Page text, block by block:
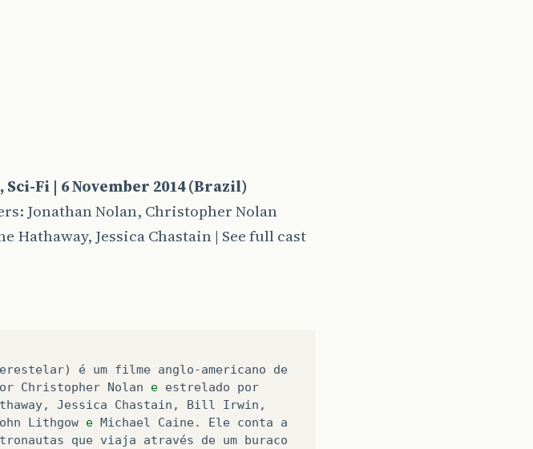
Fi | 6 November 2014 (Brazil)
Jonathan Nolan, Christopher Nolan
Hathaway, Jessica Chastain | See full cast
) é um filme anglo-americano
de
Christopher Nolan e estrelado
por
, Jessica Chastain , Bill Irwin ,
Lithgow e Michael Caine. Ele conta
a
que viaja através de um buraco